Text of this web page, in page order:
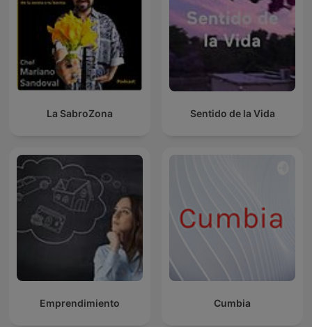
La SabroZona Sentido de la Vida
Emprendimiento Cumbia